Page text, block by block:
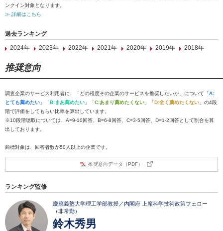
ンクイン対象となります。
≫ 詳細はこちら
過去ランキング
2024年
2023年 2022年 2021年 2020年 2019年 2018年
推奨意向
調査企業のサービス利用者に、「どの程度その企業のサービスを推奨したいか」について「A:
とても薦めたい 」「B:まあ薦めたい 」「C:あまり薦めたくない 」「D:全く薦めたくない 」の4段
階で評価をしてもらい比率を算出しています。
※10段階聴取については、A=9-10回答、B=6-8回答、C=3-5回答、D=1-2回答として割合を算
出しております。
商標対象は、回答者数が50人以上の企業です。
推奨意向データ（PDF）
ランキング監修
慶應義塾大学理工学部教授／内閣府 上席科学技術政策フェロー
（非常勤）
鈴木秀男